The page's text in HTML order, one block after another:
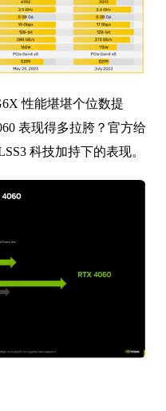
性能堪堪个位数提
表现得多拉胯？官方给
科技加持下的表现。